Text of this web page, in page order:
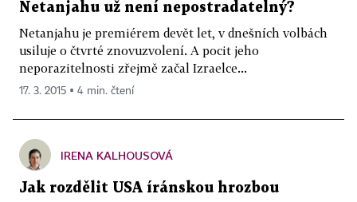
Netanjahu už není nepostradatelný?
Netanjahu je premiérem devět let, v dnešních volbách
usiluje o čtvrté znovuzvolení. A pocit jeho
neporazitelnosti zřejmě začal Izraelce...
17. 3. 2015 ▪ 4 min. čtení
IRENA KALHOUSOVÁ
Jak rozdělit USA íránskou hrozbou